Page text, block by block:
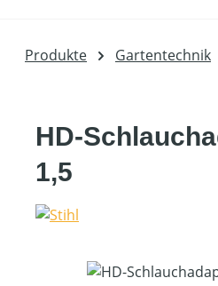
Produkte Gartentechnik
HD-
1,5
Bildergalerie überspringen